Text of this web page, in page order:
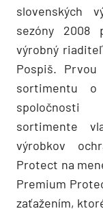
slovenských
sezóny 2008
výrobný
Pospiš.
sortimentu o
spoločnosti
sortimente
výrobkov
Protect na
Premium
zaťažením,